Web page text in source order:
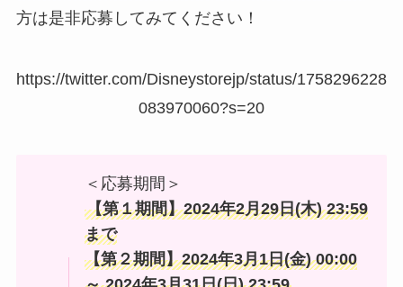
方は是非応募してみてください！
https://twitter.com/Disneystorejp/status/1758296228
083970060?s=20
＜応募期間＞
【第１期間】2024年2月29日(木) 23:59
まで
【第２期間】2024年3月1日(金) 00:00